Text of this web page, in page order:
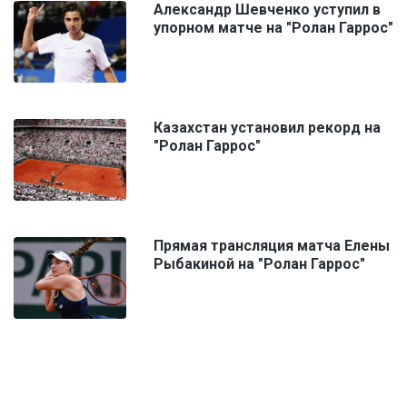
Александр Шевченко уступил в
упорном матче на "Ролан Гаррос"
Казахстан установил рекорд на
"Ролан Гаррос"
Прямая трансляция матча Елены
Рыбакиной на "Ролан Гаррос"